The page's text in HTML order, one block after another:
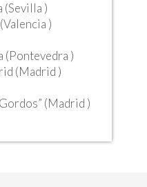
(Sevilla )
)
(Pontevedra )
(Madrid )
(Madrid )